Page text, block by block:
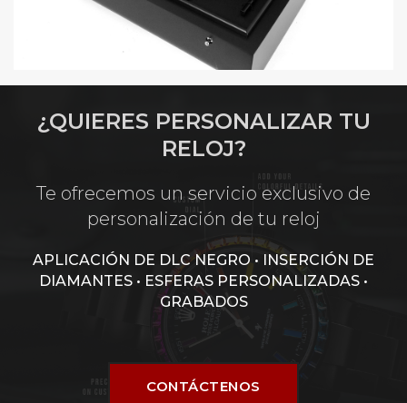
¿QUIERES PERSONALIZAR TU
RELOJ?
Te ofrecemos un servicio exclusivo de
personalización de tu reloj
APLICACIÓN DE DLC NEGRO • INSERCIÓN DE
DIAMANTES • ESFERAS PERSONALIZADAS •
GRABADOS
CONTÁCTENOS